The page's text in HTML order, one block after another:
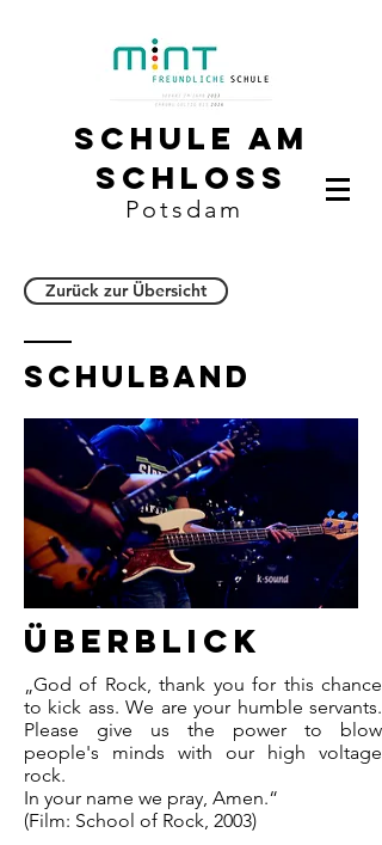
Schule am
Schloss
Potsdam
Zurück zur Übersicht
Schulband
Überblick
„God of Rock, thank you for this chance
to kick ass. We are your humble servants.
Please give us the power to blow
people's minds with our high voltage
rock.
In your name we pray, Amen.“
(Film: School of Rock, 2003)